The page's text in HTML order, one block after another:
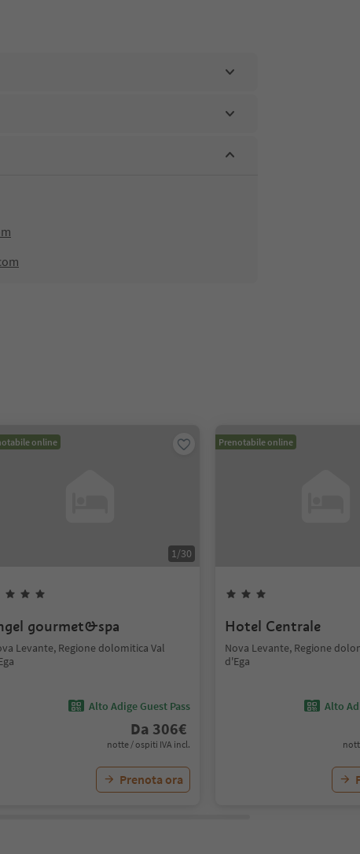
online
1/30
gourmet&spa
Levante, Regione dolomitica Val
Alto Adige Guest Pass
Da 306€
notte / ospiti IVA incl.
Prenota ora
Prenotabile online
Hotel Centrale
Nova Levante, Regione
d'Ega
Alto